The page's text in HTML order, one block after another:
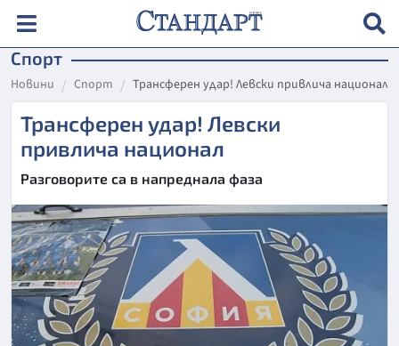
Спорт
Новини Спорт Трансферен удар! Левски привлича национал
Трансферен удар! Левски
привлича национал
Разговорите са в напреднала фаза